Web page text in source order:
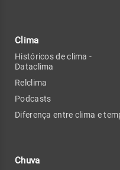
Clima
Históricos de clima -
Dataclima
Relclima
Podcasts
Diferença entre clima e
Chuva